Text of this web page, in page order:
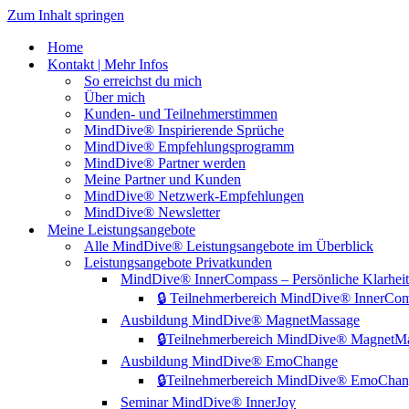
Zum Inhalt springen
Home
Kontakt | Mehr Infos
So erreichst du mich
Über mich
Kunden- und Teilnehmerstimmen
MindDive® Inspirierende Sprüche
MindDive® Empfehlungsprogramm
MindDive® Partner werden
Meine Partner und Kunden
MindDive® Netzwerk-Empfehlungen
MindDive® Newsletter
Meine Leistungsangebote
Alle MindDive® Leistungsangebote im Überblick
Leistungsangebote Privatkunden
MindDive® InnerCompass – Persönliche Klarheit
🔒 Teilnehmerbereich MindDive®
Ausbildung MindDive® MagnetMassage
🔒Teilnehmerbereich MindDive®
Ausbildung MindDive® EmoChange
🔒Teilnehmerbereich MindDive®
Seminar MindDive® InnerJoy